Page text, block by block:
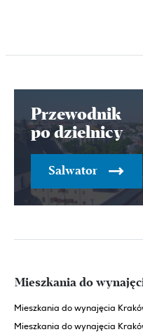
Przewodnik
po dzielnicy
Salwator
Mieszkania do
Mieszkania do wynajęcia
Mieszkania do wynajęcia